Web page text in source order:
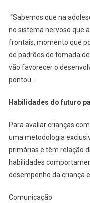
“Sabemos que na
no sistema nervoso que
frontais, momento que
de padrões de tomada
vão favorecer o
pontou.
Habilidades do futuro
Para avaliar crianças
uma metodologia
primárias e têm relação
habilidades
desempenho da criança
Comunicação –